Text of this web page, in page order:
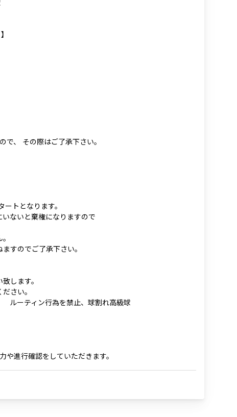
で、 その際はご了承下さい。
トとなります。
ないと棄権になりますので
すのでご了承下さい。
します。
さい。
ルーティン行為を禁止、球割れ高級球
や進行確認をしていただきます。